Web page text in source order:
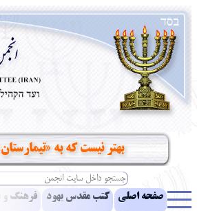
بهتر نیست که به
صفحه اصلی کتب مقدس یهود فرهنگ و